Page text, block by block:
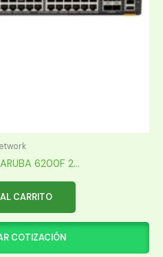
6200F 2...
CARRITO
COTIZACIÓN